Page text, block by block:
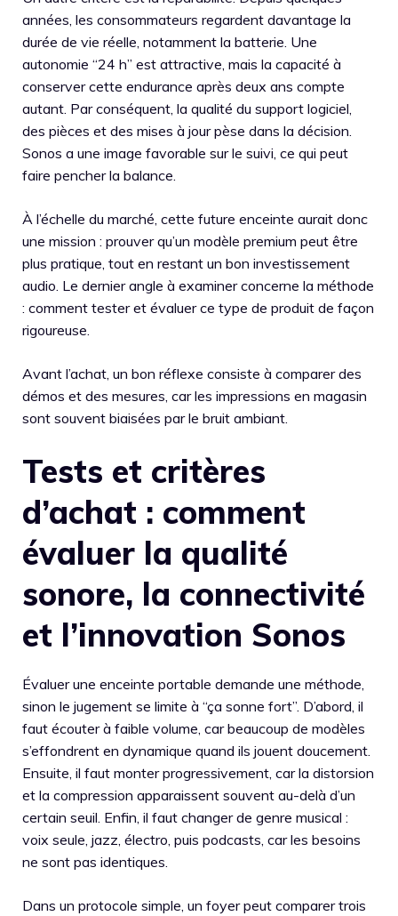
années, les consommateurs regardent davantage la
durée de vie réelle, notamment la batterie. Une
autonomie “24 h” est attractive, mais la capacité à
conserver cette endurance après deux ans compte
autant. Par conséquent, la qualité du support logiciel,
des pièces et des mises à jour pèse dans la décision.
Sonos a une image favorable sur le suivi, ce qui peut
faire pencher la balance.
À l’échelle du marché, cette future enceinte aurait donc
une mission : prouver qu’un modèle premium peut être
plus pratique, tout en restant un bon investissement
audio. Le dernier angle à examiner concerne la méthode
: comment tester et évaluer ce type de produit de façon
rigoureuse.
Avant l’achat, un bon réflexe consiste à comparer des
démos et des mesures, car les impressions en magasin
sont souvent biaisées par le bruit ambiant.
Tests et critères
d’achat : comment
évaluer la qualité
sonore, la connectivité
et l’innovation Sonos
Évaluer une enceinte portable demande une méthode,
sinon le jugement se limite à “ça sonne fort”. D’abord, il
faut écouter à faible volume, car beaucoup de modèles
s’effondrent en dynamique quand ils jouent doucement.
Ensuite, il faut monter progressivement, car la distorsion
et la compression apparaissent souvent au-delà d’un
certain seuil. Enfin, il faut changer de genre musical :
voix seule, jazz, électro, puis podcasts, car les besoins
ne sont pas identiques.
Dans un protocole simple, un foyer peut comparer trois